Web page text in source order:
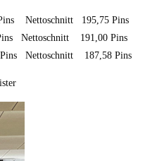
195,75 Pins
191,00 Pins
187,58 Pins